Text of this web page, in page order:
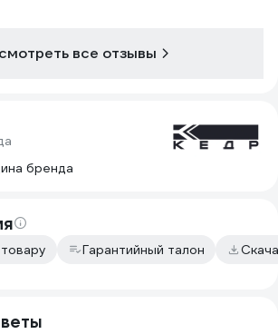
все отзывы
бренда
Гарантийный талон